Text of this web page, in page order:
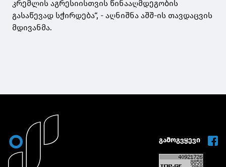
კრემლის აგრესიისთვის წინააღმდეგობის
გასაწევად სჭირდება“, - აღნიშნა აშშ-ის თავდაცვის
მდივანმა.
გამოგვყევი